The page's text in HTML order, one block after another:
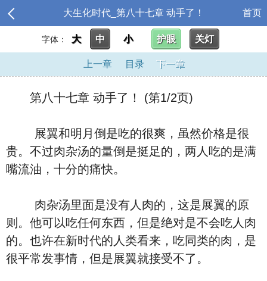
大生化时代_第八十七章 动手了！ 首页
字体： 大 中 小 护眼 关灯
上一章 目录 下一章
第八十七章 动手了！ (第1/2页)
展翼和明月倒是吃的很爽，虽然价格是很
贵。不过肉杂汤的量倒是挺足的，两人吃的是满
嘴流油，十分的痛快。
肉杂汤里面是没有人肉的，这是展翼的原
则。他可以吃任何东西，但是绝对是不会吃人肉
的。也许在新时代的人类看来，吃同类的肉，是
很平常发事情，但是展翼就接受不了。